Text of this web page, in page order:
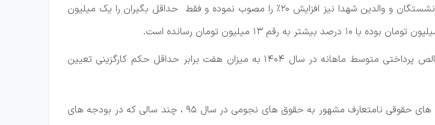
همانگونه که مشاهده می‌شود، مجلس برای تمام گروه‌های حقوق بگیر حتی بازنشستگان و والدین شهدا نیز افزایش 20% را مصوب نموده و فقط حداقل بگیران را یک میلیون
١١- قانون گذار محترم در جزء 1بند «ت» تبصره 12 تصریح نموده که سقف خالص پرداختی متوسط ماهانه در سال 1404 به میزان هفت برابر حداقل حکم کارگزینی تعیین
١٢- موضوع تعیین سقف یا حداکثر پرداختی به کارکنان دولت پیرو انتشار فیس های حقوقی نامتعارف مشهور به حقوق های نجومی در سال ٩٥ ، چند سالی که در بودجه های